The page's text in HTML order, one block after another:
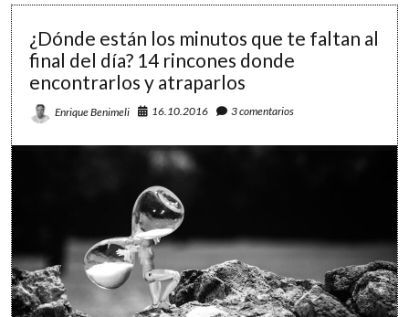
para
registrar
y
controlar
tiempo
¿Dónde están los minutos que te faltan al
final del día? 14 rincones donde
encontrarlos y atraparlos
Enrique Benimeli 16.10.2016 3 comentarios